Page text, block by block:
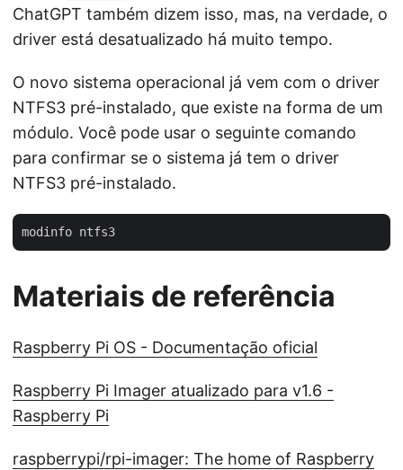
ChatGPT também dizem isso, mas, na verdade, o
driver está desatualizado há muito tempo.
O novo sistema operacional já vem com o driver
NTFS3 pré-instalado, que existe na forma de um
módulo. Você pode usar o seguinte comando
para confirmar se o sistema já tem o driver
NTFS3 pré-instalado.
Materiais de referência
Raspberry Pi OS - Documentação oficial
Raspberry Pi Imager atualizado para v1.6 -
Raspberry Pi
raspberrypi/rpi-imager: The home of Raspberry